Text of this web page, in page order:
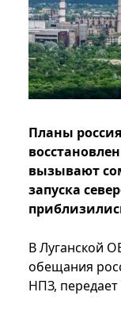
Планы
вызывают
запуска
В Луганской
обещания
НПЗ,